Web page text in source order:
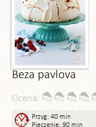
Beza pavlova
Ocena:
Przyg: 40 min
Pieczenie: 90 min